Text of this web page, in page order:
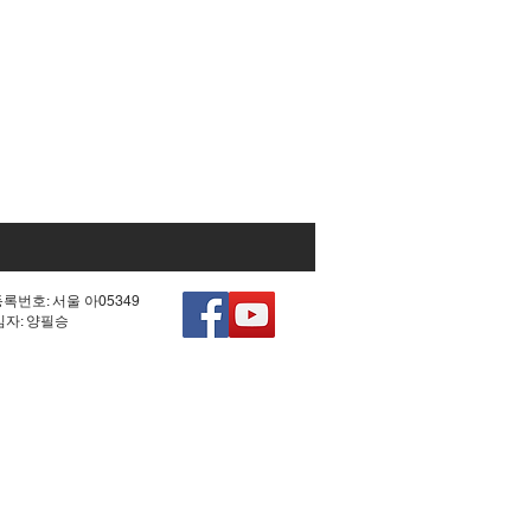
번호: 서울 아05349
: 양필승